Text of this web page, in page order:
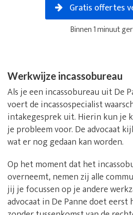
Gratis offertes
Binnen 1 minuut
Werkwijze incassobureau
Als je een incassobureau uit De
voert de incassospecialist
intakegesprek uit. Hierin kun je
je probleem voor. De advocaat
wat er nog gedaan kan worden.
Op het moment dat het
overneemt, nemen zij alle
jij je focussen op je andere
advocaat in De Panne doet